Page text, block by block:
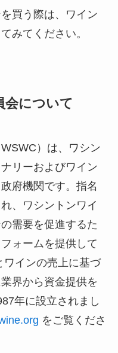
買う際は、ワイン
みてください。
会について
）は、ワシン
リーおよびワイン
府機関です。指名
、ワシントンワイ
需要を促進するた
ォームを提供して
ワインの売上に基づ
界から資金提供を
年に設立されまし
をご覧くださ